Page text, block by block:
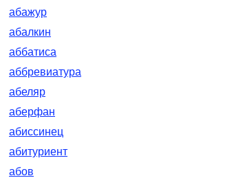
абажур
абалкин
аббатиса
аббревиатура
абеляр
аберфан
абиссинец
абитуриент
абов